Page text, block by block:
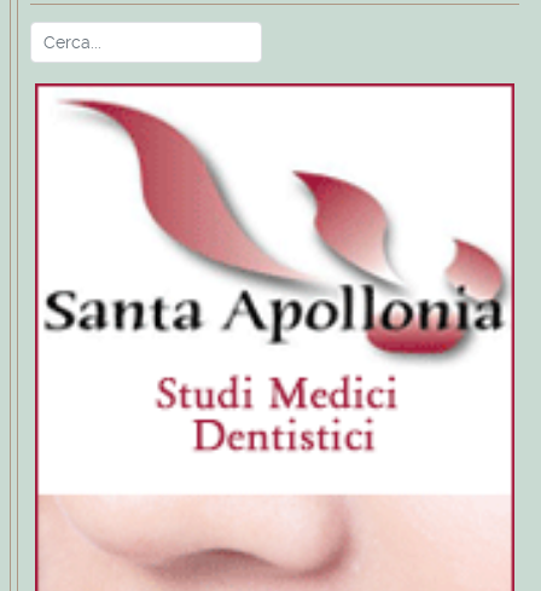
Cerca Type 2 or more characters for